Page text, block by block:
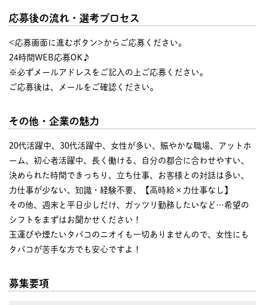
応募後の流れ・選考プロセス
<応募画面に進むボタン>からご応募ください。
24時間WEB応募OK♪
※必ずメールアドレスをご記入の上ご応募ください。
ご応募後は、メールをご確認ください。
その他・企業の魅力
20代活躍中、30代活躍中、女性が多い、賑やかな職場、アットホ
ーム、初心者活躍中、長く働ける、自分の都合に合わせやすい、
決められた時間できっちり、立ち仕事、お客様との対話は多い、
力仕事が少ない、知識・経験不要、【高時給×力仕事なし】
その他、週末と平日少しだけ、ガッツリ勤務したいなど…希望の
シフトをまずはお聞かせください！
玉運びや煙たいタバコのニオイも一切ありませんので、女性にも
タバコが苦手な方でも安心ですよ！
募集要項